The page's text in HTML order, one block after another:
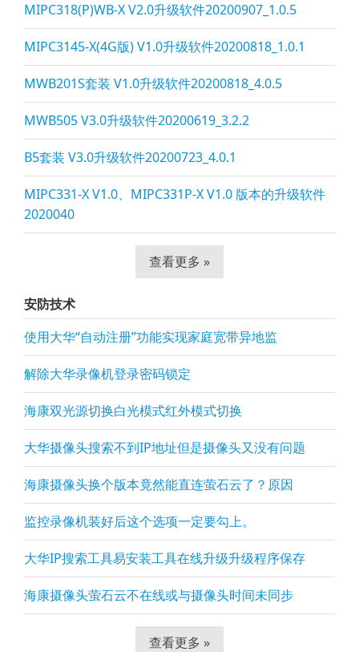
MIPC318(P)WB-X V2.0升级软件20200907_1.0.5
MIPC3145-X(4G版) V1.0升级软件20200818_1.0.1
MWB201S套装 V1.0升级软件20200818_4.0.5
MWB505 V3.0升级软件20200619_3.2.2
B5套装 V3.0升级软件20200723_4.0.1
MIPC331-X V1.0、MIPC331P-X V1.0 版本的升级软件
2020040
查看更多 »
安防技术
使用大华“自动注册”功能实现家庭宽带异地监
解除大华录像机登录密码锁定
海康双光源切换白光模式红外模式切换
大华摄像头搜索不到IP地址但是摄像头又没有问题
海康摄像头换个版本竟然能直连萤石云了？原因
监控录像机装好后这个选项一定要勾上。
大华IP搜索工具易安装工具在线升级升级程序保存
海康摄像头萤石云不在线或与摄像头时间未同步
查看更多 »